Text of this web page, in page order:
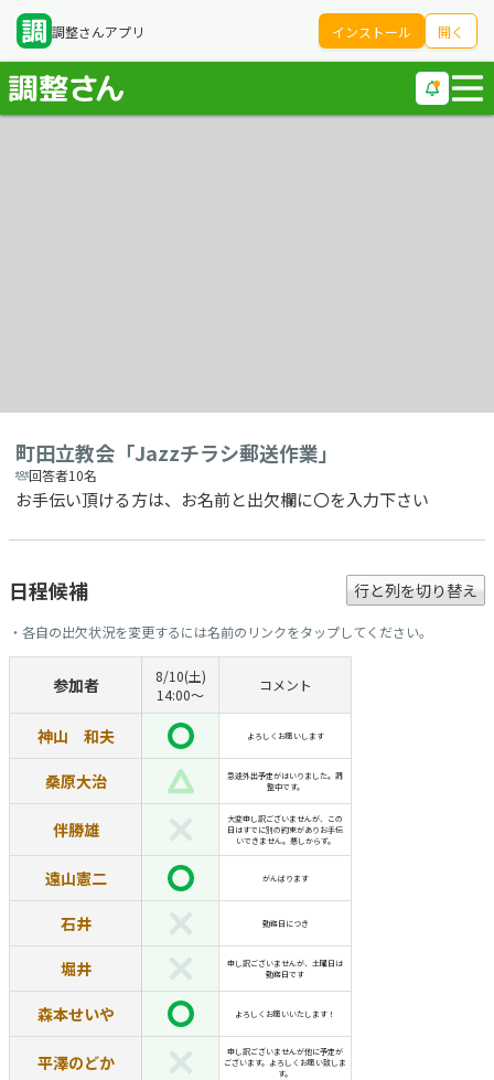
調整さんアプリ インストール 開く
町田立教会「Jazzチラシ郵送作業」
回答者10名
お手伝い頂ける方は、お名前と出欠欄に〇を入力下さい
日程候補 行と列を切り替え
・各自の出欠状況を変更するには名前のリンクをタップしてください。
参加者
8/10(土)
14:00〜
コメント
神山 和夫 よろしくお願いします
桑原大治
急遽外出予定がはいりました。調
整中です。
伴勝雄
大変申し訳ございませんが、この
日はすでに別の約束がありお手伝
いできません。悪しからず。
遠山憲二 がんばります
石井 勤務日につき
堀井
申し訳ございませんが、土曜日は
勤務日です
森本せいや よろしくお願いいたします！
平澤のどか
申し訳ございませんが他に予定が
ございます。よろしくお願い致しま
す。